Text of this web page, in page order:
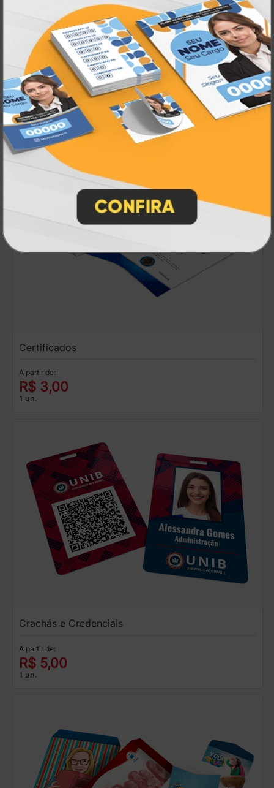
Cavaletes
A partir de:
R$ 116,00
1 un.
Certificados
A partir de:
R$ 3,00
1 un.
Crachás e Credenciais
A partir de:
R$ 5,00
1 un.